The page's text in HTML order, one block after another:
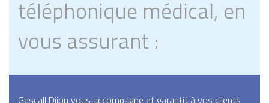
téléphonique médical, en
vous assurant :
Gescall Dijon vous accompagne et garantit à vos clients